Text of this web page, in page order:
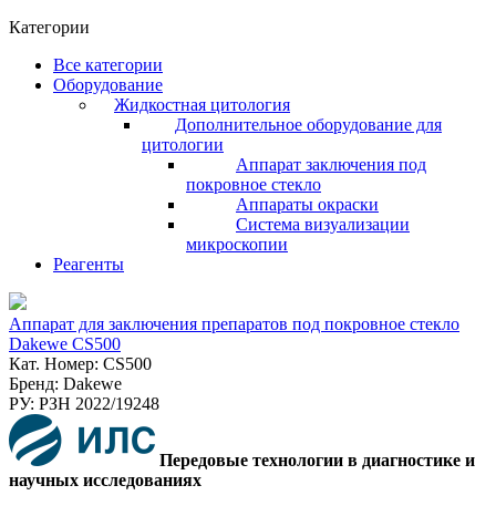
Категории
Все категории
Оборудование
Жидкостная цитология
Дополнительное оборудование для
цитологии
Аппарат заключения под
покровное стекло
Аппараты окраски
Система визуализации
микроскопии
Реагенты
Аппарат для заключения препаратов под покровное стекло
Dakewe CS500
Кат. Номер: CS500
Бренд: Dakewe
РУ: РЗН 2022/19248
Передовые технологии в диагностике и
научных исследованиях